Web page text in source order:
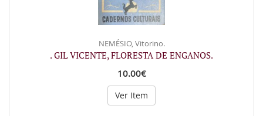
NEMÉSIO, Vitorino.
. GIL VICENTE, FLORESTA DE ENGANOS.
10.00€
Ver Item